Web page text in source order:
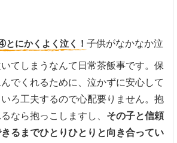
とにかくよく泣く！子供がなかなか泣
てしまうなんて日常茶飯事です。保
でくれるために、泣かずに安心して
ろ工夫するので心配要りません。抱
なら抱っこしますし、 その子と信頼
るまでひとりひとりと向き合ってい